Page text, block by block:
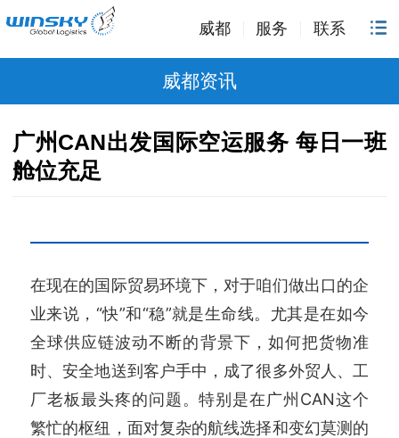
威都 服务 联系
威都资讯
广州CAN出发国际空运服务 每日一班
舱位充足
在现在的国际贸易环境下，对于咱们做出口的企
业来说，“快”和“稳”就是生命线。尤其是在如今
全球供应链波动不断的背景下，如何把货物准
时、安全地送到客户手中，成了很多外贸人、工
厂老板最头疼的问题。特别是在广州CAN这个
繁忙的枢纽，面对复杂的航线选择和变幻莫测的